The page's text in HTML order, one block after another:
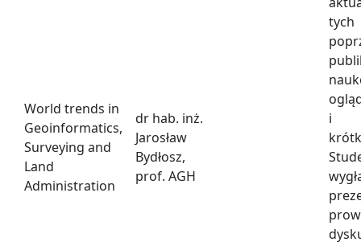
World trends in
Geoinformatics,
Surveying and
Land
Administration
dr hab. inż.
Jarosław
Bydłosz,
prof. AGH
i